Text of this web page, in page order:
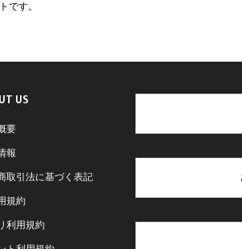
です。
US
要
報
取引法に基づく表記
規約
利用規約